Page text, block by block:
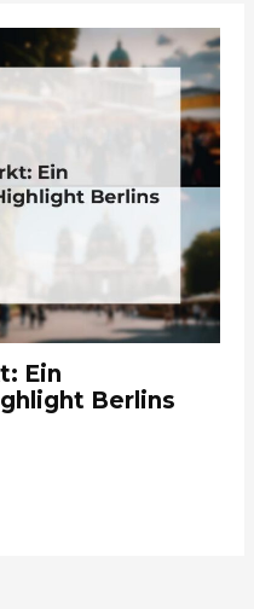
Ein
Berlins